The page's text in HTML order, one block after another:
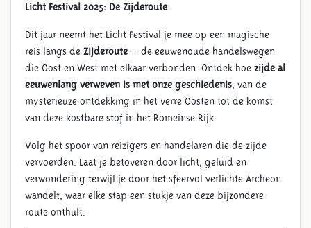
Licht Festival 2025: De Zijderoute
Dit jaar neemt het Licht Festival je mee op een magische
reis langs de Zijderoute — de eeuwenoude handelswegen
die Oost en West met elkaar verbonden. Ontdek hoe zijde al
eeuwenlang verweven is met onze geschiedenis, van de
mysterieuze ontdekking in het verre Oosten tot de komst
van deze kostbare stof in het Romeinse Rijk.
Volg het spoor van reizigers en handelaren die de zijde
vervoerden. Laat je betoveren door licht, geluid en
verwondering terwijl je door het sfeervol verlichte Archeon
wandelt, waar elke stap een stukje van deze bijzondere
route onthult.